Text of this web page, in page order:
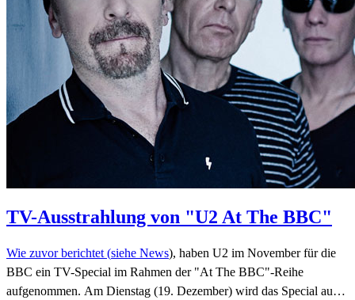
TV-Ausstrahlung von "U2 At The BBC"
Wie zuvor berichtet (siehe News), haben U2 im November für die
BBC ein TV-Special im Rahmen der "At The BBC"-Reihe
aufgenommen. Am Dienstag (19. Dezember) wird das Special auf